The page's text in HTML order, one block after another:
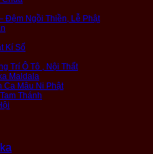
Đệm Ngồi Thiền, Lễ Phật
Kí Số
Trí Ô Tô , Nội Thất
Maldala
Ca Mâu Ni Phật
Thánh